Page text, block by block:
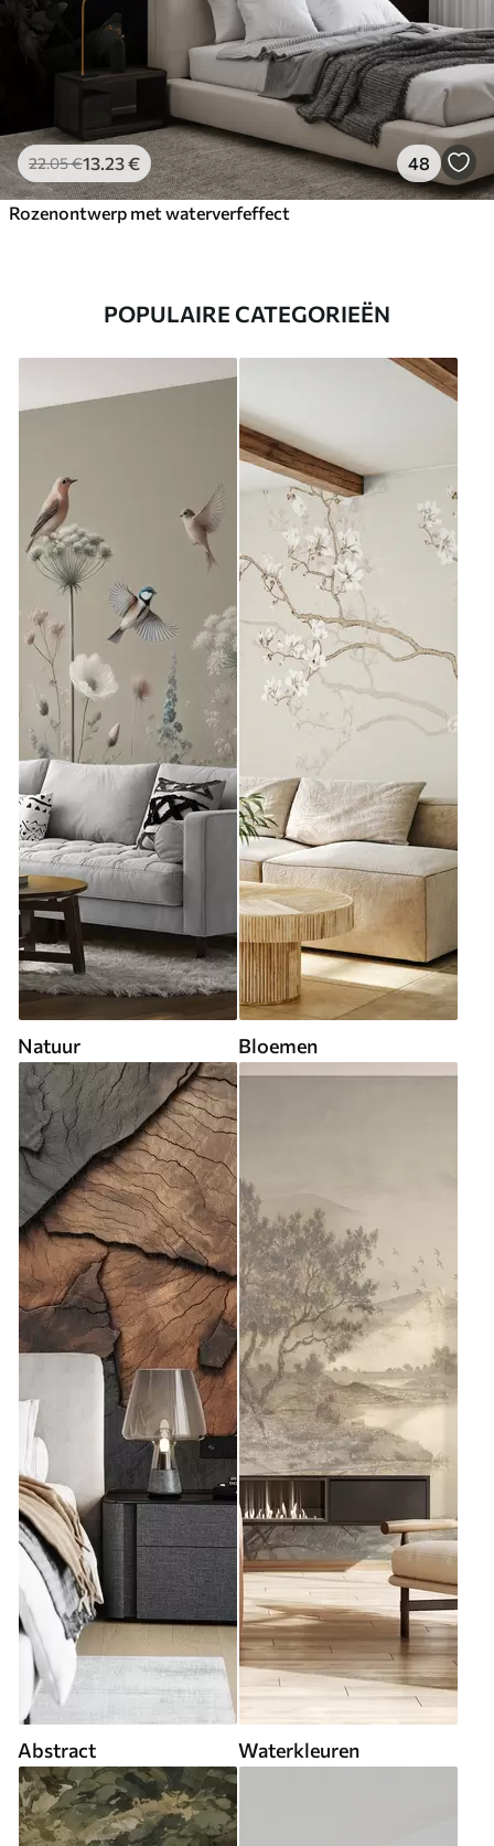
22.05€13 .23€ 48
Rozenontwerp met waterverfeffect
POPULAIRE CATEGORIEËN
Natuur Bloemen
Abstract Waterkleuren